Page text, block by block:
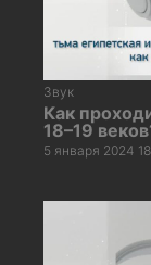
Звук
Как
18–19
5 января 2024